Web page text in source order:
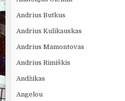
Andrius Butkus
Andrius Kulikauskas
Andrius Mamontovas
Andrius Rimiškis
Andžikas
Angelou